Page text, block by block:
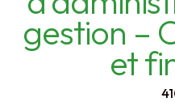
gestion –
et